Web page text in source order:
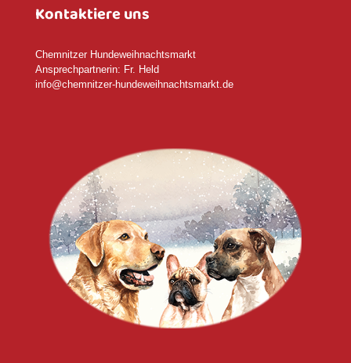
Kontaktiere uns
Chemnitzer Hundeweihnachtsmarkt
Ansprechpartnerin: Fr. Held
info@chemnitzer-hundeweihnachtsmarkt.de